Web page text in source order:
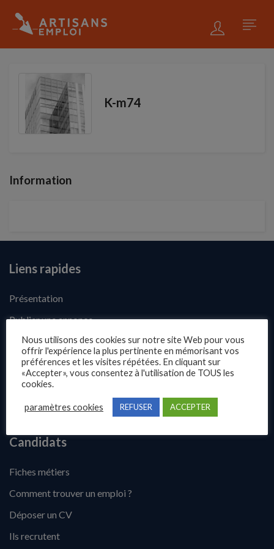
K-m74
Information
Liens rapides
Présentation
Publier une annonce
Offres d’emploi
Questions fréquentes
Blog
Contact
Candidats
Fiches métiers
Comment trouver un emploi ?
Déposer un CV
Ils recrutent
Nous utilisons des cookies sur notre site Web pour vous
offrir l'expérience la plus pertinente en mémorisant vos
préférences et les visites répétées. En cliquant sur
«Accepter», vous consentez à l'utilisation de TOUS les
cookies.
paramètres cookies REFUSER ACCEPTER